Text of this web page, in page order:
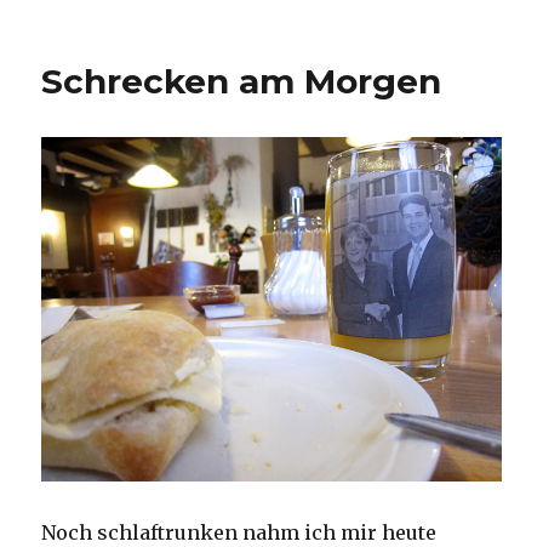
Schrecken am Morgen
Noch schlaftrunken nahm ich mir heute